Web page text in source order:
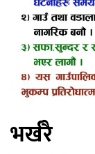
भर्खरै